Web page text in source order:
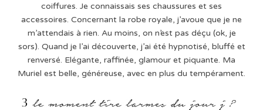
coiffures. Je connaissais ses chaussures et ses
accessoires. Concernant la robe royale, j’avoue que je ne
m’attendais à rien. Au moins, on n’est pas déçu (ok, je
sors). Quand je l’ai découverte, j’ai été hypnotisé, bluffé et
renversé. Elégante, raffinée, glamour et piquante. Ma
Muriel est belle, généreuse, avec en plus du tempérament.